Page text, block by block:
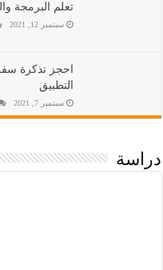
تعلم البرمجة
سبتمبر 12, 2021
احجز تذكرة
التطبيق
سبتمبر 7, 2021
دراسة